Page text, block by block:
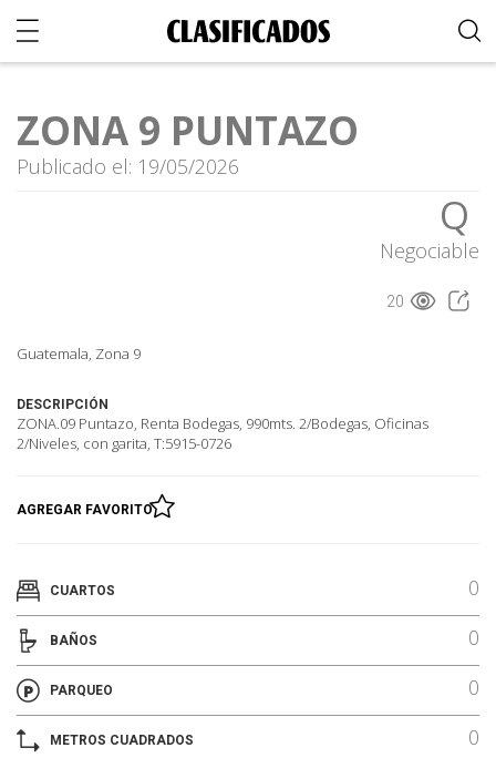
ZONA 9 PUNTAZO
Publicado el: 19/05/2026
Q
Negociable
20
Guatemala, Zona 9
DESCRIPCIÓN
ZONA.09 Puntazo, Renta Bodegas, 990mts. 2/Bodegas, Oficinas
2/Niveles, con garita, T:5915-0726
AGREGAR FAVORITO
CUARTOS 0
BAÑOS 0
PARQUEO 0
METROS CUADRADOS 0